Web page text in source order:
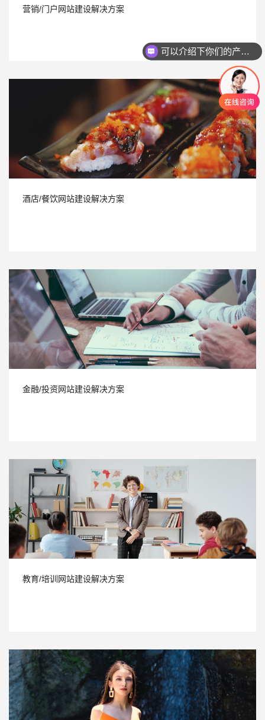
营销/门户网站建设解决方案
酒店/餐饮网站建设解决方案
金融/投资网站建设解决方案
教育/培训网站建设解决方案
你们是怎么收费的呢